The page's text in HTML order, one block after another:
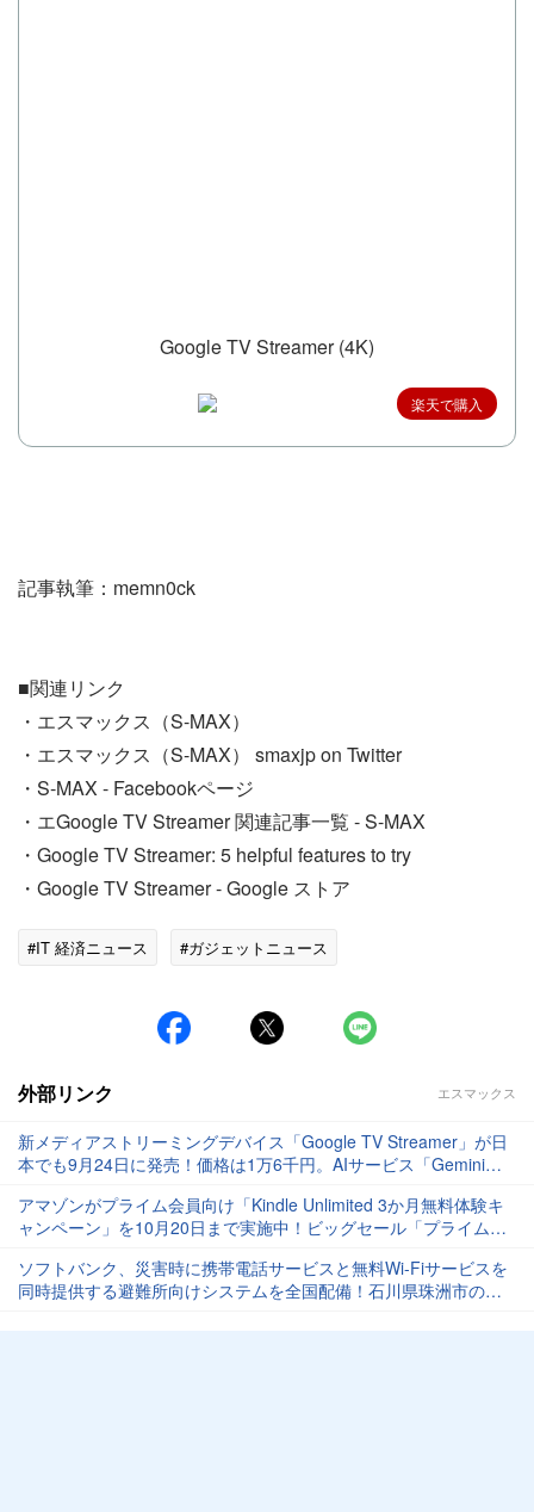
Google TV Streamer (4K)
楽天で購入
記事執筆：memn0ck
■関連リンク
・エスマックス（S-MAX）
・エスマックス（S-MAX） smaxjp on Twitter
・S-MAX - Facebookページ
・エGoogle TV Streamer 関連記事一覧 - S-MAX
・Google TV Streamer: 5 helpful features to try
・Google TV Streamer - Google ストア
#IT 経済ニュース #ガジェットニュース
外部リンク エスマックス
新メディアストリーミングデバイス「Google TV Streamer」が日
本でも9月24日に発売！価格は1万6千円。AIサービス「Gemini」
アマゾンがプライム会員向け「Kindle Unlimited 3か月無料体験キ
ャンペーン」を10月20日まで実施中！ビッグセール「プライム感
ソフトバンク、災害時に携帯電話サービスと無料Wi-Fiサービスを
同時提供する避難所向けシステムを全国配備！石川県珠洲市の避